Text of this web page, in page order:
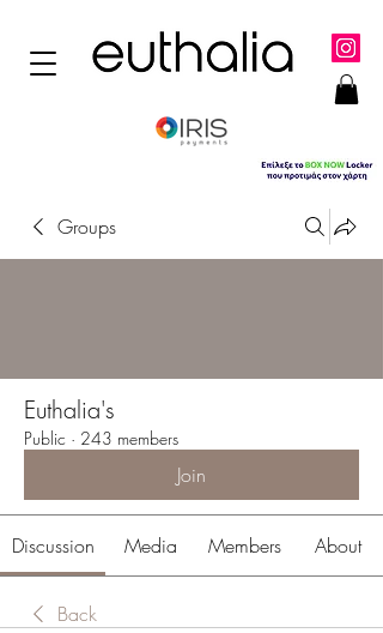
Groups
Euthalia's
Public · 243 members
Join
Discussion Media Members About
Back